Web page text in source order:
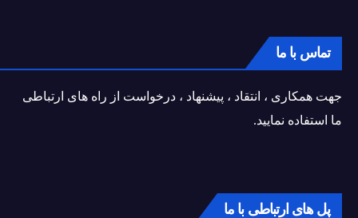
تماس با ما
جهت همکاری ، انتقاد ، پیشنهاد ، درخواست از راه های ارتباطی
ما استفاده نمایید.
پل های ارتباطی با ما